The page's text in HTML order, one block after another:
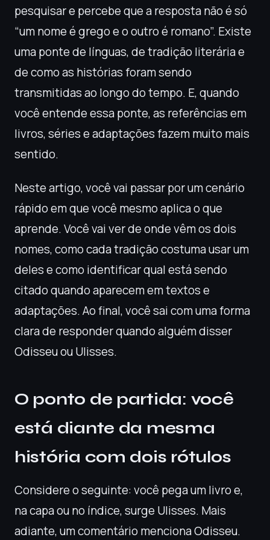
pesquisar e percebe que a resposta não é só
“um nome é grego e o outro é romano”. Existe
uma ponte de línguas, de tradição literária e
de como as histórias foram sendo
transmitidas ao longo do tempo. E, quando
você entende essa ponte, as referências em
livros, séries e adaptações fazem muito mais
sentido.
Neste artigo, você vai passar por um cenário
rápido em que você mesmo aplica o que
aprende. Você vai ver de onde vêm os dois
nomes, como cada tradição costuma usar um
deles e como identificar qual está sendo
citado quando aparecem em textos e
adaptações. Ao final, você sai com uma forma
clara de responder quando alguém disser
Odisseu ou Ulisses.
O ponto de partida: você
está diante da mesma
história com dois rótulos
Considere o seguinte: você pega um livro e,
na capa ou no índice, surge Ulisses. Mais
adiante, um comentário menciona Odisseu.